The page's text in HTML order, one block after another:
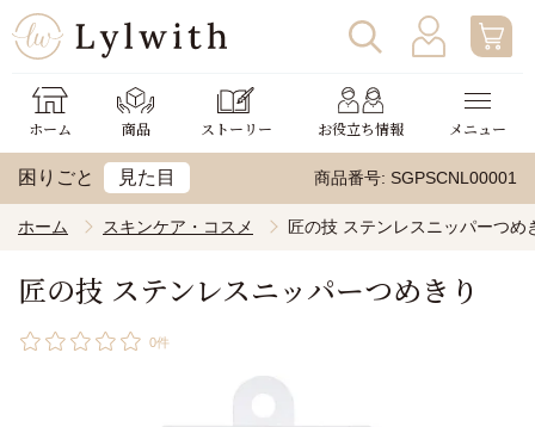
ホーム 商品 ストーリー お役立ち情報 メニュー
ログイン
新規会員登録
わたしの使い方
助成金申請
困りごと 見た目 商品番号 SGPSCNL00001
ホーム スキンケア・コスメ 匠の技 ステンレスニッパーつめ
匠の技 ステンレスニッパーつめきり
0件